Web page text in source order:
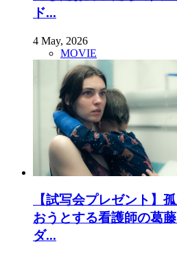
ド...
4 May, 2026
MOVIE
【試写会プレゼント】
おうとする看護師の葛
ダ...